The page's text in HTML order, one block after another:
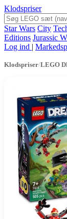
Klodspriser
Star Wars City
Editions Jurassic
Log ind |
Klodspriser/LEGO